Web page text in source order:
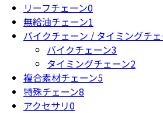
リーフチェーン0
無給油チェーン1
バイクチェーン / タイミングチ
バイクチェーン3
タイミングチェーン2
複合素材チェーン5
特殊チェーン8
アクセサリ0